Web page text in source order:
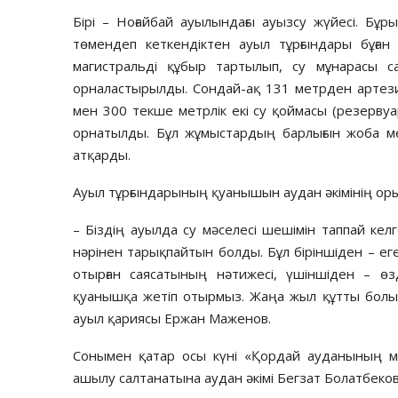
Бірі – Ноғайбай ауылындағы ауызсу жүйесі.
төмендеп кеткендіктен ауыл тұрғындары
магистральді құбыр тартылып, су мұнарасы
орналастырылды. Сондай-ақ 131 метрден
мен 300 текше метрлік екі су қоймасы
орнатылды. Бұл жұмыстардың барлығын жоба
атқарды.
Ауыл тұрғындарының қуанышын аудан әкімінің
– Біздің ауылда су мәселесі шешімін таппай
нәрінен тарықпайтын болды. Бұл біріншіден –
отырған саясатының нәтижесі, үшіншіден –
қуанышқа жетіп отырмыз. Жаңа жыл құтты
ауыл қариясы Ержан Маженов.
Сонымен қатар осы күні «Қордай ауданының
ашылу салтанатына аудан әкімі Бегзат